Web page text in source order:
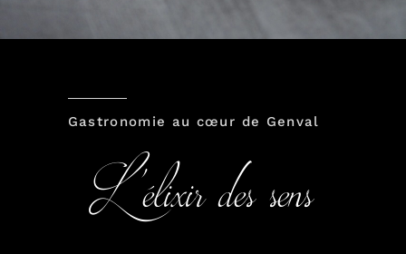
Gastronomie au cœur de Genval